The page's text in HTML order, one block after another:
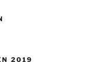
2019